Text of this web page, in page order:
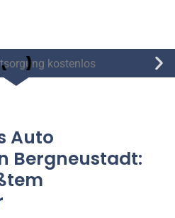
Auto
Bergneustadt: